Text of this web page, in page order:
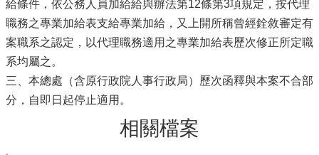
給條件，依公務人員加給給與辦法第12條第3項規定，按代理
職務之專業加給表支給專業加給，又上開所稱曾經銓敘審定有
案職系之認定，以代理職務適用之專業加給表歷次修正所定職
系均屬之。
三、本總處（含原行政院人事行政局）歷次函釋與本案不合部
分，自即日起停止適用。
相關檔案